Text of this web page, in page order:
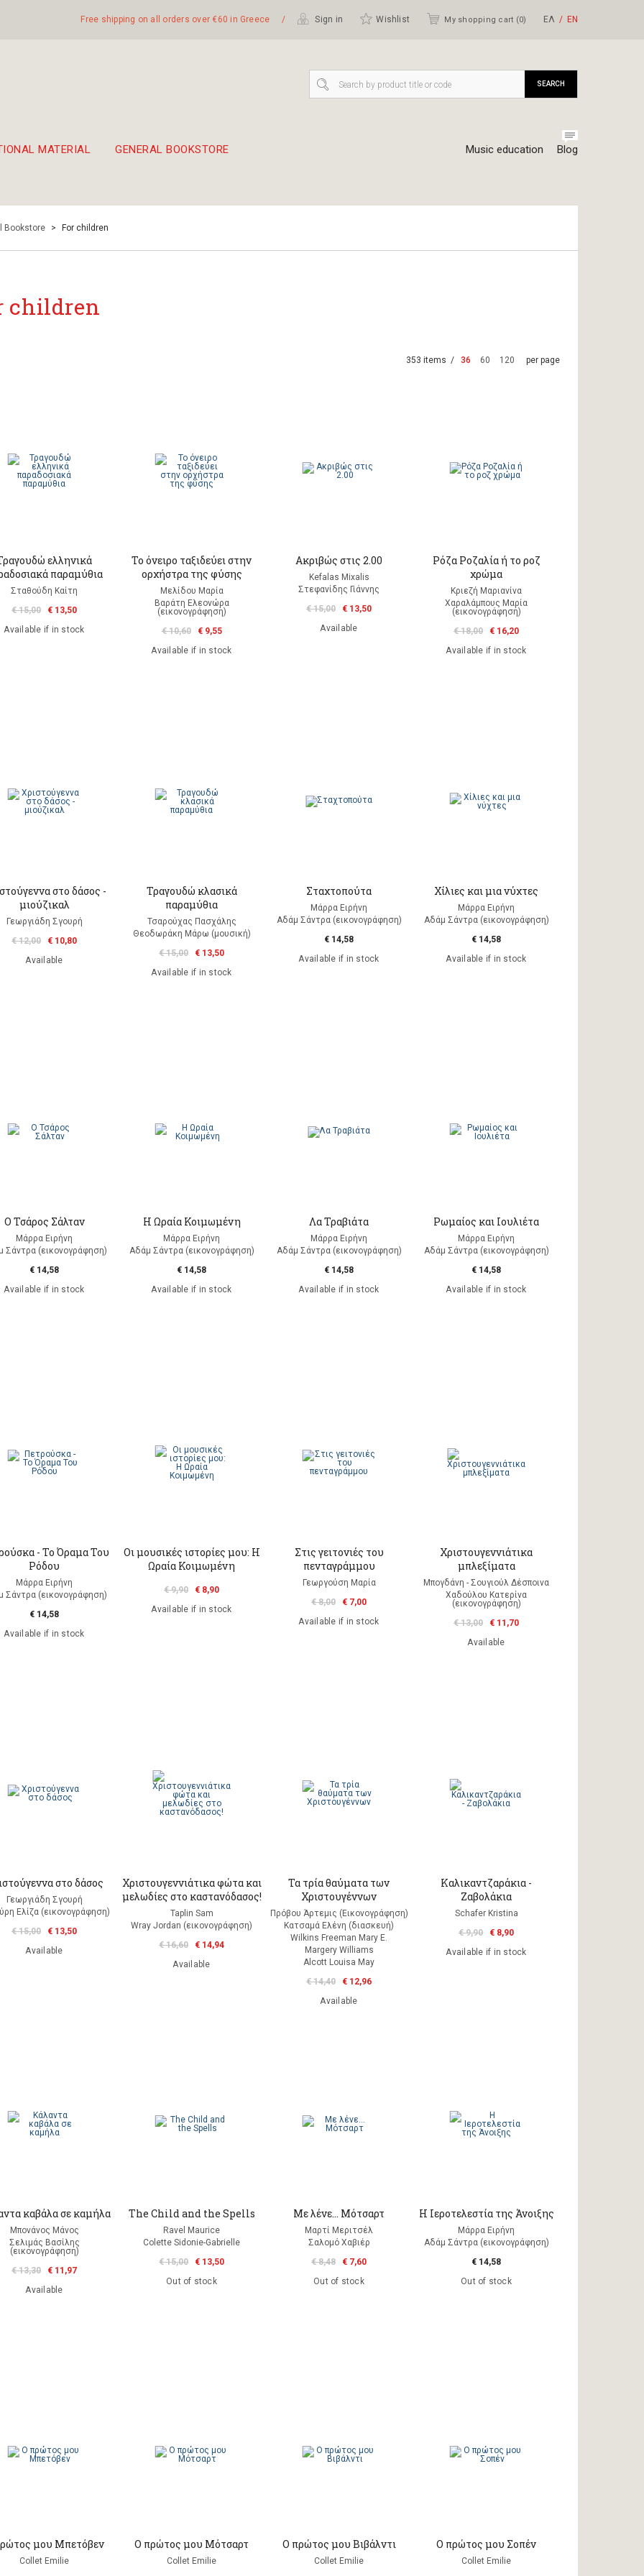
Free shipping on all orders over €60 in Greece / Sign in Wishlist My shopping cart (0) ΕΛ ΕΝ
MATERIAL GENERAL BOOKSTORE Music education Blog
SEARCH
Bookstore > For children
children
353 items / 36 60 120 per page
ελληνικά
παραμύθια
Σταθούδη Καίτη
€ 15,00
€ 13,50
Available if in stock
Το όνειρο ταξιδεύει στην
ορχήστρα της φύσης
Μελίδου Μαρία
Βαράτη Ελεονώρα
(εικονογράφηση)
€ 10,60
€ 9,55
Available if in stock
Ακριβώς στις 2.00
Kefalas Mixalis
Στεφανίδης Γιάννης
€ 15,00
€ 13,50
Available
Ρόζα Ροζαλία ή το ροζ
χρώμα
Κριεζή Μαριανίνα
Χαραλάμπους Μαρία
(εικονογράφηση)
€ 18,00
€ 16,20
Available if in stock
στο δάσος -
μιούζικαλ
Γεωργιάδη Σγουρή
€ 12,00
€ 10,80
Available
Τραγουδώ κλασικά
παραμύθια
Τσαρούχας Πασχάλης
Θεοδωράκη Μάρω (μουσική)
€ 15,00
€ 13,50
Available if in stock
Σταχτοπούτα
Μάρρα Ειρήνη
Αδάμ Σάντρα (εικονογράφηση)
€ 14,58
Available if in stock
Χίλιες και μια νύχτες
Μάρρα Ειρήνη
Αδάμ Σάντρα (εικονογράφηση)
€ 14,58
Available if in stock
Ο Τσάρος Σάλταν
Μάρρα Ειρήνη
Σάντρα (εικονογράφηση)
€ 14,58
Available if in stock
Η Ωραία Κοιμωμένη
Μάρρα Ειρήνη
Αδάμ Σάντρα (εικονογράφηση)
€ 14,58
Available if in stock
Λα Τραβιάτα
Μάρρα Ειρήνη
Αδάμ Σάντρα (εικονογράφηση)
€ 14,58
Available if in stock
Ρωμαίος και Ιουλιέτα
Μάρρα Ειρήνη
Αδάμ Σάντρα (εικονογράφηση)
€ 14,58
Available if in stock
- Το Όραμα Του
Ρόδου
Μάρρα Ειρήνη
Σάντρα (εικονογράφηση)
€ 14,58
Available if in stock
Οι μουσικές ιστορίες μου: Η
Ωραία Κοιμωμένη
€ 9,90
€ 8,90
Available if in stock
Στις γειτονιές του
πενταγράμμου
Γεωργούση Μαρία
€ 8,00
€ 7,00
Available if in stock
Χριστουγεννιάτικα
μπλεξίματα
Μπογδάνη - Σουγιούλ Δέσποινα
Χαδούλου Κατερίνα
(εικονογράφηση)
€ 13,00
€ 11,70
Available
στο δάσος
Γεωργιάδη Σγουρή
Ελίζα (εικονογράφηση)
€ 15,00
€ 13,50
Available
Χριστουγεννιάτικα φώτα και
μελωδίες στο καστανόδασος!
Taplin Sam
Wray Jordan (εικονογράφηση)
€ 16,60
€ 14,94
Available
Τα τρία θαύματα των
Χριστουγέννων
Πρόβου Άρτεμις (Εικονογράφηση)
Κατσαμά Ελένη (διασκευή)
Wilkins Freeman Mary E.
Margery Williams
Alcott Louisa May
€ 14,40
€ 12,96
Available
Καλικαντζαράκια -
Ζαβολάκια
Schafer Kristina
€ 9,90
€ 8,90
Available if in stock
καβάλα σε καμήλα
Μπονάνος Μάνος
Σελιμάς Βασίλης
(εικονογράφηση)
€ 13,30
€ 11,97
Available
The Child and the Spells
Ravel Maurice
Colette Sidonie-Gabrielle
€ 15,00
€ 13,50
Out of stock
Με λένε... Μότσαρτ
Μαρτί Μεριτσέλ
Σαλομό Χαβιέρ
€ 8,48
€ 7,60
Out of stock
Η Ιεροτελεστία της Άνοιξης
Μάρρα Ειρήνη
Αδάμ Σάντρα (εικονογράφηση)
€ 14,58
Out of stock
μου Μπετόβεν
Collet Emilie
Ο πρώτος μου Μότσαρτ
Collet Emilie
Ο πρώτος μου Βιβάλντι
Collet Emilie
Ο πρώτος μου Σοπέν
Collet Emilie